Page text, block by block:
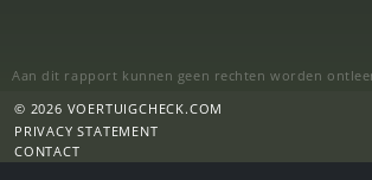
Aan dit rapport kunnen geen rechten worden
© 2026 VOERTUIGCHECK.COM
PRIVACY STATEMENT
CONTACT